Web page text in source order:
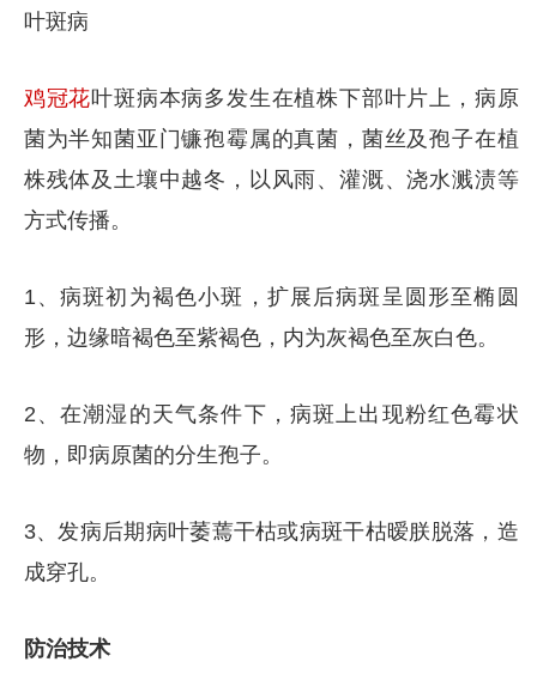
叶斑病
鸡冠花叶斑病本病多发生在植株下部叶片上，病原
菌为半知菌亚门镰孢霉属的真菌，菌丝及孢子在植
株残体及土壤中越冬，以风雨、灌溉、浇水溅渍等
方式传播。
1、病斑初为褐色小斑，扩展后病斑呈圆形至椭圆
形，边缘暗褐色至紫褐色，内为灰褐色至灰白色。
2、在潮湿的天气条件下，病斑上出现粉红色霉状
物，即病原菌的分生孢子。
3、发病后期病叶萎蔫干枯或病斑干枯暧朕脱落，造
成穿孔。
防治技术